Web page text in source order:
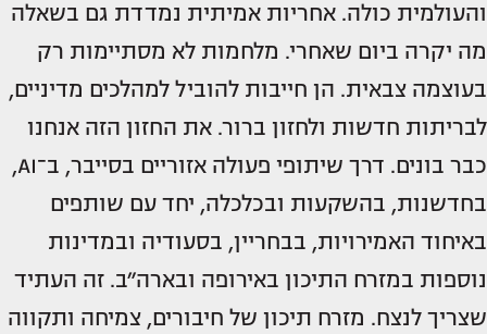
והעולמית כולה. אחריות אמיתית נמדדת גם בשאלה
מה יקרה ביום שאחרי. מלחמות לא מסתיימות רק
בעוצמה צבאית. הן חייבות להוביל למהלכים מדיניים,
לבריתות חדשות ולחזון ברור. את החזון הזה אנחנו
כבר בונים. דרך שיתופי פעולה אזוריים בסייבר, ב־AI,
בחדשנות, בהשקעות ובכלכלה, יחד עם שותפים
באיחוד האמירויות, בבחריין, בסעודיה ובמדינות
נוספות במזרח התיכון באירופה ובארה״ב. זה העתיד
שצריך לנצח. מזרח תיכון של חיבורים, צמיחה ותקווה